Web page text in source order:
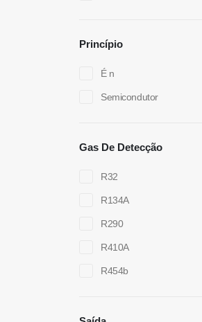
Princípio
É n
Semicondutor
Gas De Detecção
R32
R134A
R290
R410A
R454b